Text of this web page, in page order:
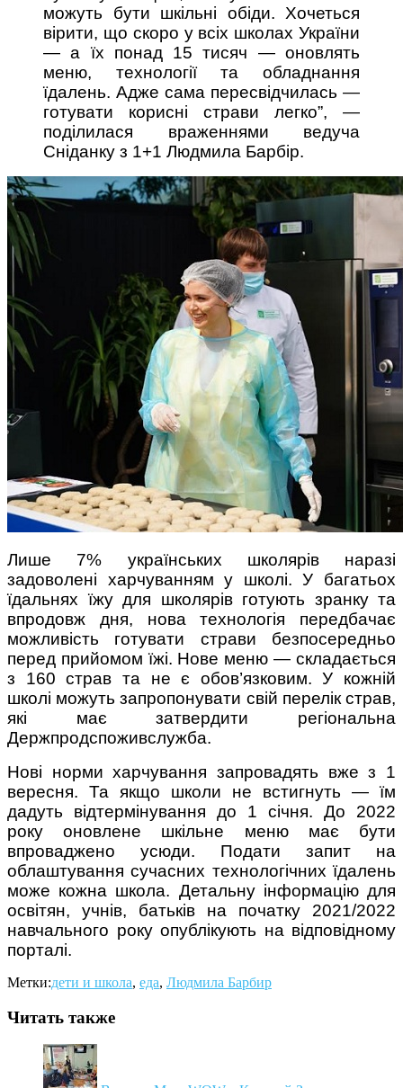
можуть бути шкільні обіди. Хочеться
вірити, що скоро у всіх школах України
— а їх понад 15 тисяч — оновлять
меню, технології та обладнання
їдалень. Адже сама пересвідчилась —
готувати корисні страви легко”, —
поділилася враженнями ведуча
Сніданку з 1+1 Людмила Барбір.
Лише 7% українських школярів наразі
задоволені харчуванням у школі. У багатьох
їдальнях їжу для школярів готують зранку та
впродовж дня, нова технологія передбачає
можливість готувати страви безпосередньо
перед прийомом їжі. Нове меню — складається
з 160 страв та не є обов’язковим. У кожній
школі можуть запропонувати свій перелік страв,
які має затвердити регіональна
Держпродспоживслужба.
Нові норми харчування запровадять вже з 1
вересня. Та якщо школи не встигнуть — їм
дадуть відтермінування до 1 січня. До 2022
року оновлене шкільне меню має бути
впроваджено усюди. Подати запит на
облаштування сучасних технологічних їдалень
може кожна школа. Детальну інформацію для
освітян, учнів, батьків на початку 2021/2022
навчального року опублікують на відповідному
порталі.
Метки:дети и школа, еда, Людмила Барбир
Читать также